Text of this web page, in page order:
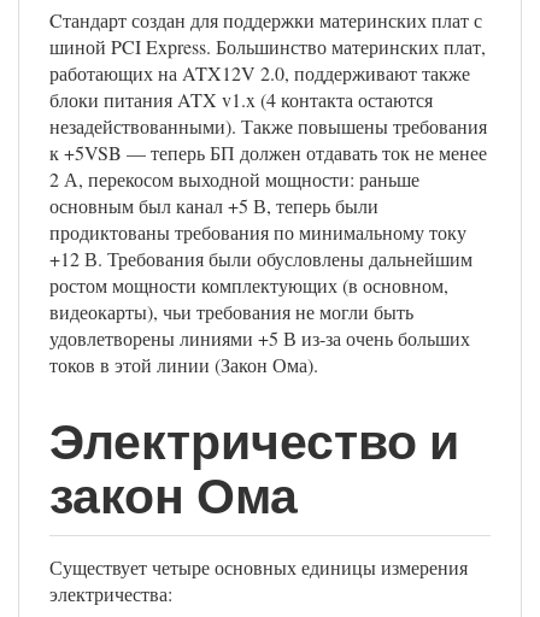
Cтандарт создан для поддержки материнских плат с
шиной PCI Express. Большинство материнских плат,
работающих на ATX12V 2.0, поддерживают также
блоки питания ATX v1.x (4 контакта остаются
незадействованными). Также повышены требования
к +5VSB — теперь БП должен отдавать ток не менее
2 А, перекосом выходной мощности: раньше
основным был канал +5 В, теперь были
продиктованы требования по минимальному току
+12 В. Требования были обусловлены дальнейшим
ростом мощности комплектующих (в основном,
видеокарты), чьи требования не могли быть
удовлетворены линиями +5 В из-за очень больших
токов в этой линии (Закон Ома).
Электричество и
закон Ома
Существует четыре основных единицы измерения
электричества: